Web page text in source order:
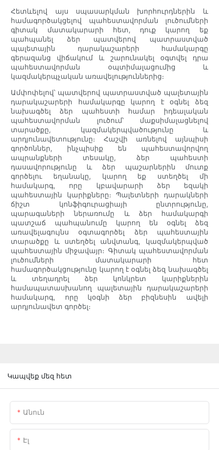
Հետևելով այս սպասարկման խորհուրդներին և
համագործակցելով պահեստավորման լուծումների
գիտակ մատակարարի հետ, դուք կարող եք
պահպանել ձեր պատվերով պատրաստված
պալետային դարակաշարերի համակարգը
գերազանց վիճակում և շարունակել օգտվել դրա
պահեստավորման օպտիմալացումից և
կազմակերպչական առավելություններից։
Ամփոփելով՝ պատվերով պատրաստված պալետային
դարակաշարերի համակարգը կարող է օգնել ձեզ
նախագծել ձեր պահեստի համար իդեալական
պահեստավորման լուծում՝ մաքսիմալացնելով
տարածքը, կազմակերպվածությունը և
արդյունավետությունը։ Հաշվի առնելով այնպիսի
գործոններ, ինչպիսիք են պահեստավորվող
ապրանքների տեսակը, ձեր պահեստի
դասավորությունը և ձեր պաշարներին մուտք
գործելու եղանակը, կարող եք ստեղծել մի
համակարգ, որը կբավարարի ձեր եզակի
պահեստային կարիքները։ Պալետների դարակների
ճիշտ կոնֆիգուրացիայի ընտրությունը,
պարագաների ներառումը և ձեր համակարգի
պատշաճ պահպանումը կարող են օգնել ձեզ
առավելագույնս օգտագործել ձեր պահեստային
տարածքը և ստեղծել անվտանգ, կազմակերպված
պահեստային միջավայր։ Գիտակ պահեստավորման
լուծումների մատակարարի հետ
համագործակցությունը կարող է օգնել ձեզ նախագծել
և տեղադրել ձեր կոնկրետ կարիքներին
համապատասխանող պալետային դարակաշարերի
համակարգ, որը կօգնի ձեր բիզնեսին ավելի
արդյունավետ գործել։
Կապվեք մեզ հետ
Անուն
Էլ